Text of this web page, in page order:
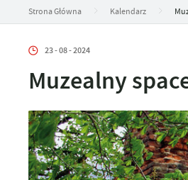
Strona Główna Kalendarz
23 - 08 - 2024
Muzealny